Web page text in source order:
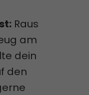
Raus
am
dein
den